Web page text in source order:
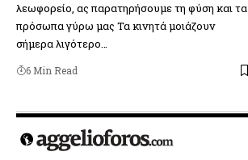
λεωφορείο, ας παρατηρήσουμε τη φύση και τα
πρόσωπα γύρω μας Τα κινητά μοιάζουν
σήμερα λιγότερο…
6 Min Read